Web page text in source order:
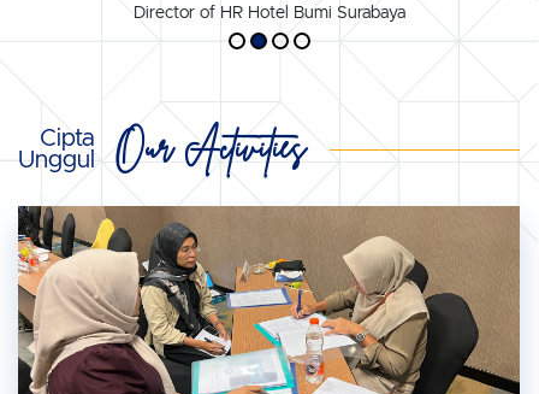
Director of HR Hotel Bumi Surabaya
Cipta
Unggul
Our Activities